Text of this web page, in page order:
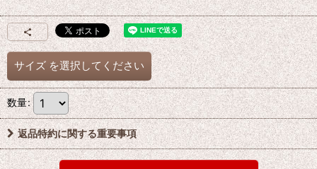
サイズ を選択してください
数量:
返品特約に関する重要事項